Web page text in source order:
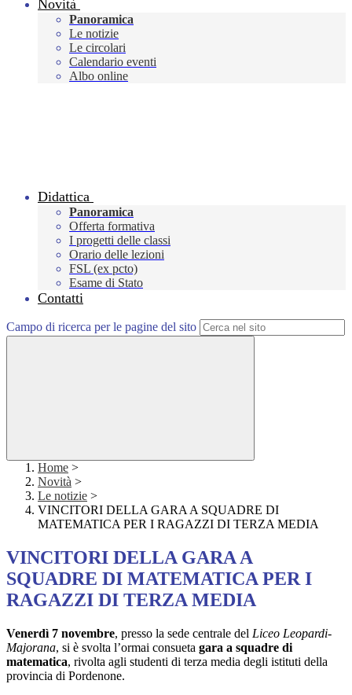
Novità
Panoramica
Le notizie
Le circolari
Calendario eventi
Albo online
Didattica
Panoramica
Offerta formativa
I progetti delle classi
Orario delle lezioni
FSL (ex pcto)
Esame di Stato
Contatti
Campo di ricerca per le pagine del sito
Home >
Novità >
Le notizie >
VINCITORI DELLA GARA A SQUADRE DI
MATEMATICA PER I RAGAZZI DI TERZA MEDIA
VINCITORI DELLA GARA A
SQUADRE DI MATEMATICA PER I
RAGAZZI DI TERZA MEDIA
Venerdì 7 novembre, presso la sede centrale del Liceo Leopardi-
Majorana, si è svolta l’ormai consueta gara a squadre di
matematica, rivolta agli studenti di terza media degli istituti della
provincia di Pordenone.